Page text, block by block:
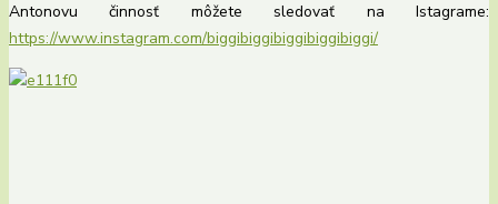
Antonovu činnosť môžete sledovať na Istagrame:
https://www.instagram.com/biggibiggibiggibiggibiggi/